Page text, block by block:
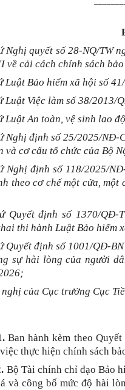
Nghị quyết số 28-NQ/TW
về cải cách chính sách
Luật Bảo hiểm xã hội số
Luật Việc làm số 38/2013/
Luật An toàn, vệ sinh lao
Nghị định số 25/2025/NĐ-
và cơ cấu tổ chức của Bộ
Nghị định số 118/2025/
theo cơ chế một cửa,
Quyết định số 1370/QĐ-
thi hành Luật Bảo hiểm
Quyết định số 1001/QĐ-
sự hài lòng của người
nghị của Cục trưởng Cục
Ban hành kèm theo
thực hiện chính sách
Bộ Tài chính chỉ đạo Bảo
và công bố mức độ hài